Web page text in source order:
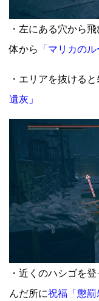
・左にある穴から
体から
「マリカのル
・エリアを抜ける
遺灰」
・近くのハシゴを
んだ所に祝福「懲罰